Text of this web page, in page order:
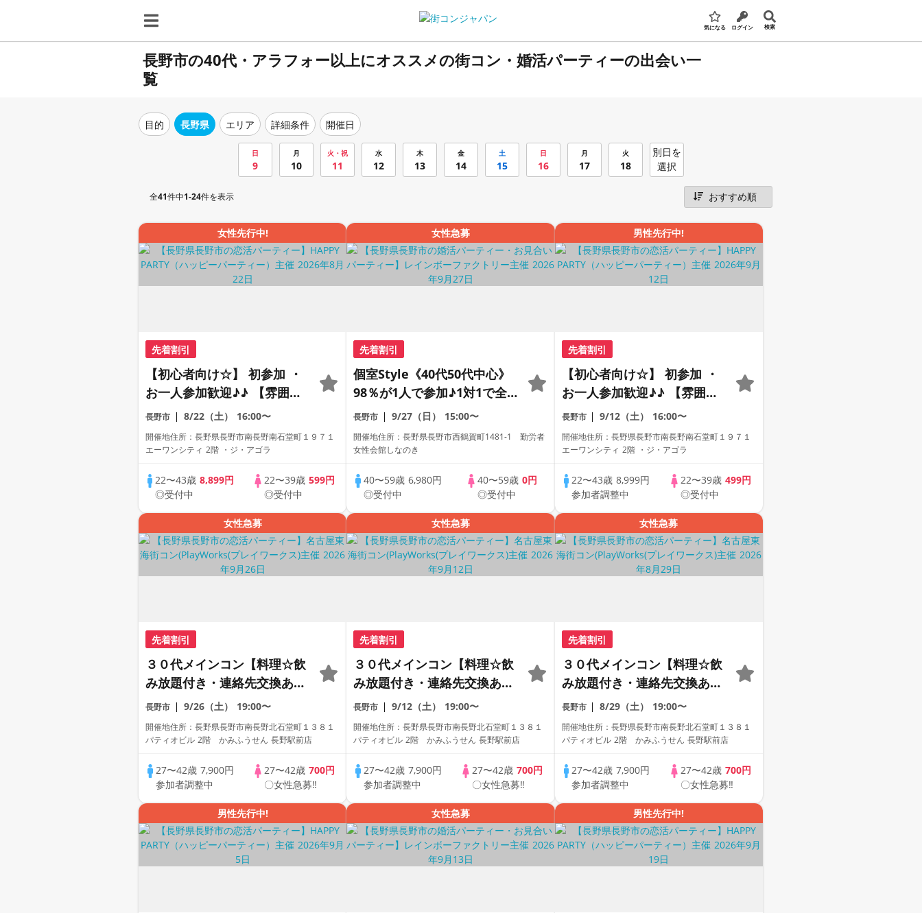
気になる ログイン 検索
長野市の40代・アラフォー以上にオススメの街コン・婚活パーティーの出会い一
覧
目的 長野県 エリア 詳細条件 開催日
日
9
月
10
火・祝
11
水
12
木
13
金
14
土
15
日
16
月
17
火
18
別日を
選択
全41件中1-24件を表示
女性先行中!
先着割引
【初心者向け☆】 初参加 ・
お一人参加歓迎♪♪ 【雰囲気
がわかる動画紹介中】週末プ
レミアム街コン
長野市 8/22（土） 16:00〜
開催地住所：長野県長野市南長野南石堂町１９７１
エーワンシティ 2階 ・ジ・アゴラ
22〜43歳8,899円
◎受付中
22〜39歳 599円
◎受付中
女性急募
先着割引
個室Style《40代50代中心》
98％が1人で参加♪1対1で全
員トーク☆誠実な方への婚活
パーティー
長野市 9/27（日） 15:00〜
開催地住所：長野県長野市西鶴賀町1481-1 勤労者
女性会館しなのき
40〜59歳 6,980円
◎受付中
40〜59歳0円
◎受付中
男性先行中!
先着割引
【初心者向け☆】 初参加 ・
お一人参加歓迎♪♪ 【雰囲気
がわかる動画紹介中】週末プ
レミアム街コン
長野市 9/12（土） 16:00〜
開催地住所：長野県長野市南長野南石堂町１９７１
エーワンシティ 2階 ・ジ・アゴラ
22〜43歳8,999円
参加者調整中
22〜39歳 499円
◎受付中
女性急募
先着割引
３０代メインコン【料理☆飲
み放題付き・連絡先交換あ
り・完全着席型】１名参加多
数・初参加も大歓迎☆
長野市 9/26（土） 19:00〜
開催地住所：長野県長野市南長野北石堂町１３８１
パティオビル 2階 かみふうせん 長野駅前店
27〜42歳 7,900円
参加者調整中
27〜42歳 700円
〇女性急募‼
女性急募
先着割引
３０代メインコン【料理☆飲
み放題付き・連絡先交換あ
り・完全着席型】１名参加多
数・初参加も大歓迎☆
長野市 9/12（土） 19:00〜
開催地住所：長野県長野市南長野北石堂町１３８１
パティオビル 2階 かみふうせん 長野駅前店
27〜42歳 7,900円
参加者調整中
27〜42歳700円
〇女性急募‼
女性急募
先着割引
３０代メインコン【料理☆飲
み放題付き・連絡先交換あ
り・完全着席型】１名参加多
数・初参加も大歓迎☆
長野市 8/29（土） 19:00〜
開催地住所：長野県長野市南長野北石堂町１３８１
パティオビル 2階 かみふうせん 長野駅前店
27〜42歳7,900円
参加者調整中
27〜42歳 700円
〇女性急募‼
男性先行中! 女性急募 男性先行中!